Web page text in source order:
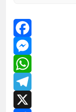
Facebook
Messenger
WhatsApp
Telegram